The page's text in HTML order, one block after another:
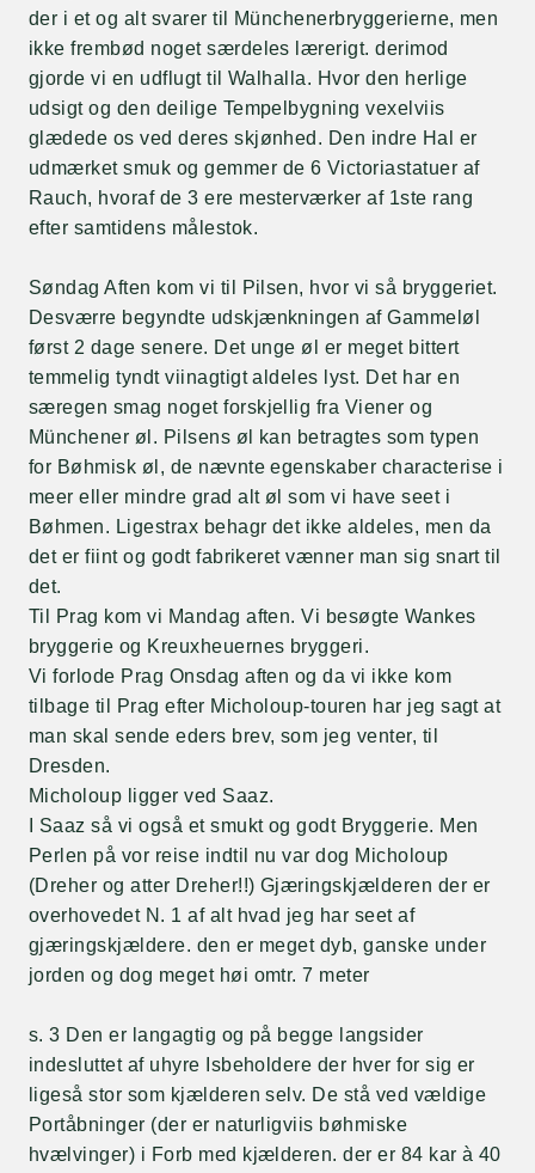
der i et og alt svarer til Münchenerbryggerierne, men
ikke frembød noget særdeles lærerigt. derimod
gjorde vi en udflugt til Walhalla. Hvor den herlige
udsigt og den deilige Tempelbygning vexelviis
glædede os ved deres skjønhed. Den indre Hal er
udmærket smuk og gemmer de 6 Victoriastatuer af
Rauch, hvoraf de 3 ere mesterværker af 1ste rang
efter samtidens målestok.
Søndag Aften kom vi til Pilsen, hvor vi så bryggeriet.
Desværre begyndte udskjænkningen af Gammeløl
først 2 dage senere. Det unge øl er meget bittert
temmelig tyndt viinagtigt aldeles lyst. Det har en
særegen smag noget forskjellig fra Viener og
Münchener øl. Pilsens øl kan betragtes som typen
for Bøhmisk øl, de nævnte egenskaber characterise i
meer eller mindre grad alt øl som vi have seet i
Bøhmen. Ligestrax behagr det ikke aldeles, men da
det er fiint og godt fabrikeret vænner man sig snart til
det.
Til Prag kom vi Mandag aften. Vi besøgte Wankes
bryggerie og Kreuxheuernes bryggeri.
Vi forlode Prag Onsdag aften og da vi ikke kom
tilbage til Prag efter Micholoup-touren har jeg sagt at
man skal sende eders brev, som jeg venter, til
Dresden.
Micholoup ligger ved Saaz.
I Saaz så vi også et smukt og godt Bryggerie. Men
Perlen på vor reise indtil nu var dog Micholoup
(Dreher og atter Dreher!!) Gjæringskjælderen der er
overhovedet N. 1 af alt hvad jeg har seet af
gjæringskjældere. den er meget dyb, ganske under
jorden og dog meget høi omtr. 7 meter
s. 3 Den er langagtig og på begge langsider
indesluttet af uhyre Isbeholdere der hver for sig er
ligeså stor som kjælderen selv. De stå ved vældige
Portåbninger (der er naturligviis bøhmiske
hvælvinger) i Forb med kjælderen. der er 84 kar à 40